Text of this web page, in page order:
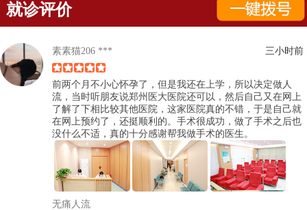
就诊评价
素素猫206 *** 三小时前
前两个月不小心怀孕了，但是我还在上学，所以决定做人
流，当时听朋友说郑州医大医院还可以，然后自己又在网上
了解了下相比较其他医院，这家医院真的不错，于是自己就
在网上预约了，还挺顺利的。手术很成功，做了手术之后也
没什么不适，真的十分感谢帮我做手术的医生。
无痛人流